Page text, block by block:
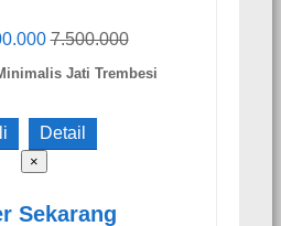
7.500.000
Jati Trembesi
Detail
×
Sekarang